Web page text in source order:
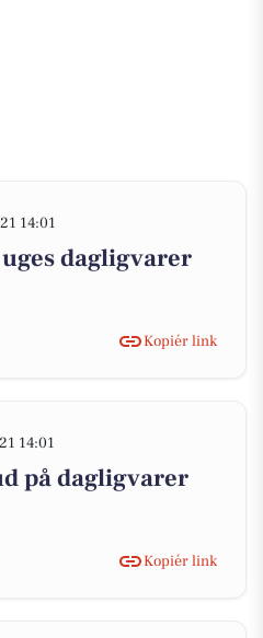
14:01
dagligvarer
Kopiér link
14:01
på dagligvarer
Kopiér link